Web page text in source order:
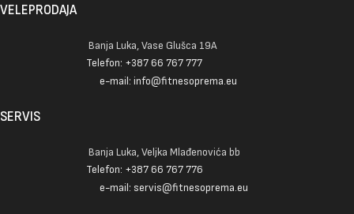
VELEPRODAJA
Banja Luka, Vase Glušca 19A
Telefon: +387 66 767 777
e-mail: info@fitnesoprema.eu
SERVIS
Banja Luka, Veljka Mlađenovića bb
Telefon: +387 66 767 776
e-mail: servis@fitnesoprema.eu